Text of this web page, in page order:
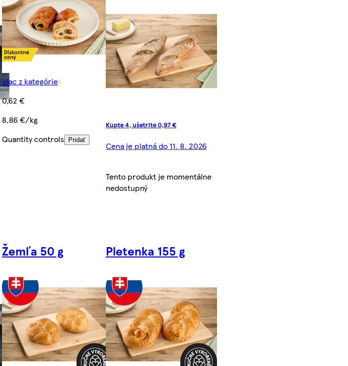
Viac z kategórie
0,62 €
8,86 €/kg
Quantity controls
Pridať
Kúpte 4, ušetrite 0,97 €
Cena je platná do 11. 8. 2026
Tento produkt je momentálne
nedostupný
Žemľa 50 g Pletenka 155 g